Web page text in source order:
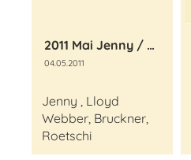
2011 Mai Jenny / Lloyd Webber
04.05.2011
Jenny , Lloyd
Webber, Bruckner,
Roetschi